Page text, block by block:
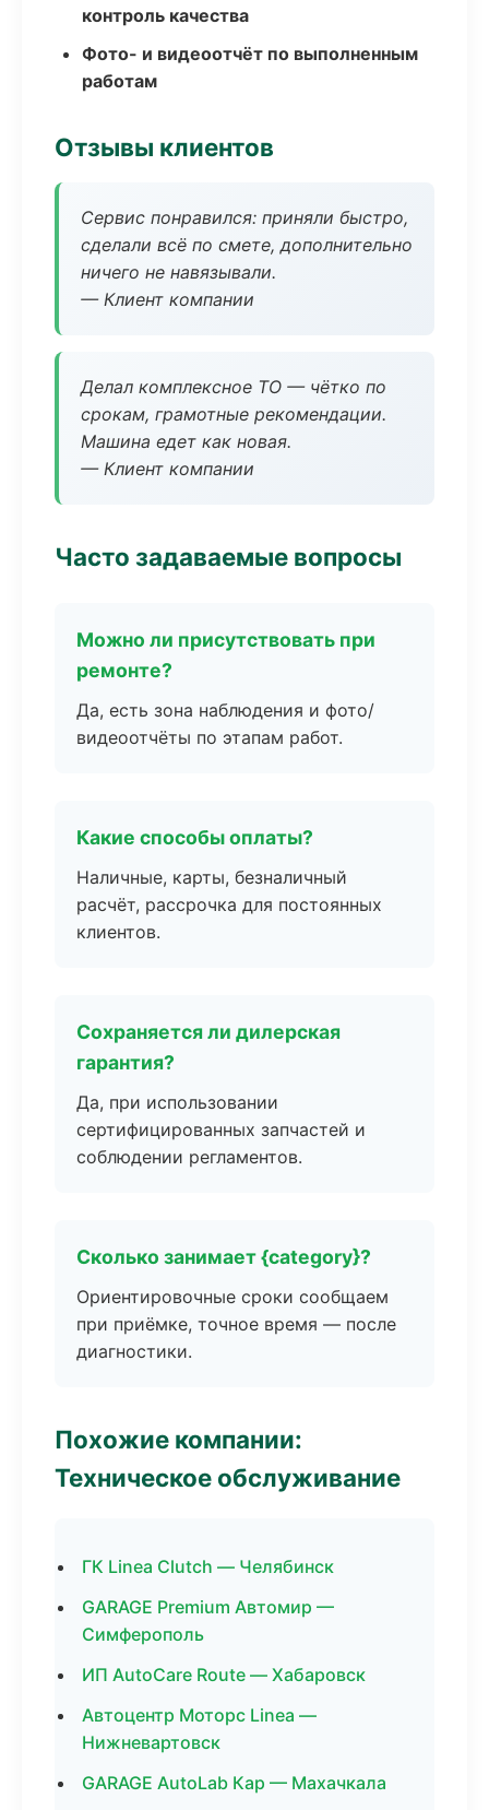
контроль качества
Фото- и видеоотчёт по выполненным
работам
Отзывы клиентов
Сервис понравился: приняли быстро,
сделали всё по смете, дополнительно
ничего не навязывали.
— Клиент компании
Делал комплексное ТО — чётко по
срокам, грамотные рекомендации.
Машина едет как новая.
— Клиент компании
Часто задаваемые вопросы
Можно ли присутствовать при
ремонте?
Да, есть зона наблюдения и фото/
видеоотчёты по этапам работ.
Какие способы оплаты?
Наличные, карты, безналичный
расчёт, рассрочка для постоянных
клиентов.
Сохраняется ли дилерская
гарантия?
Да, при использовании
сертифицированных запчастей и
соблюдении регламентов.
Сколько занимает {category}?
Ориентировочные сроки сообщаем
при приёмке, точное время — после
диагностики.
Похожие компании:
Техническое обслуживание
ГК Linea Clutch — Челябинск
GARAGE Premium Автомир —
Симферополь
ИП AutoCare Route — Хабаровск
Автоцентр Моторс Linea —
Нижневартовск
GARAGE AutoLab Кар — Махачкала